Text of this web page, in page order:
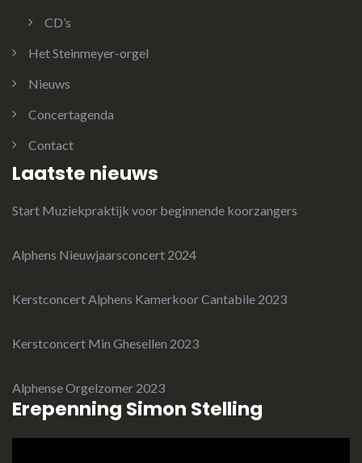
CD’s
Het Steinmeyer-orgel
Nieuws
Concertagenda
Contact
Laatste nieuws
Start Muziekpraktijk voor beginnende koorzangers
Alphens Nieuwjaarsconcert 2024
Kerstconcert Alphens Kamerkoor Cantabile 2023
Kerstconcert Min Ghesellen 2023
Alphense Orgelzomer 2023
Erepenning Simon Stelling